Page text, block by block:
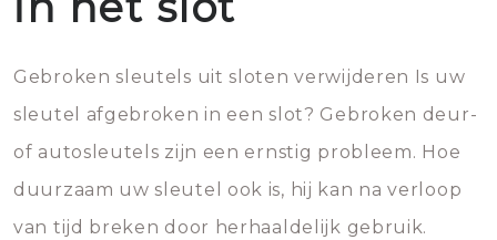
Gebroken sleutels uit sloten verwijderen Is uw
sleutel afgebroken in een slot? Gebroken deur-
of autosleutels zijn een ernstig probleem. Hoe
duurzaam uw sleutel ook is, hij kan na verloop
van tijd breken door herhaaldelijk gebruik.